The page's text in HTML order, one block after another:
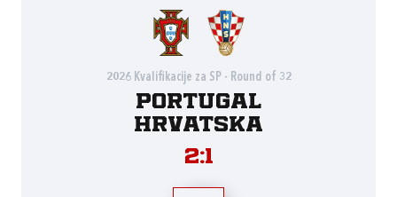
2026 Kvalifikacije za SP - Round of 32
Portugal
Hrvatska
2:1